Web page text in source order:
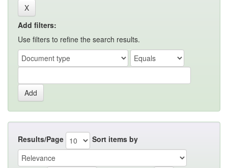
Add filters:
Use filters to refine the search results.
Results/Page Sort items by